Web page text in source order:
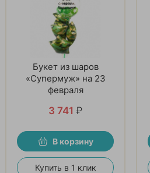
Букет из шаров
«Супермуж» на 23
февраля
3 741 ₽
В корзину
Купить в 1 клик